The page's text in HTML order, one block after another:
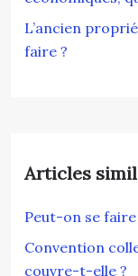
L’ancien
faire ?
Articles
Peut-on se
Convention
couvre-t-elle ?